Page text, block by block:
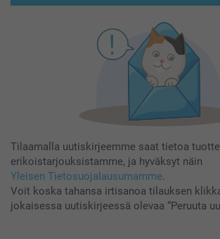
Tilaamalla uutiskirjeemme saat tietoa
erikoistarjouksistamme, ja hyväksyt näin
Yleisen Tietosuojalausumamme.
Voit koska tahansa irtisanoa tilauksen
jokaisessa uutiskirjeessä olevaa “Peruuta